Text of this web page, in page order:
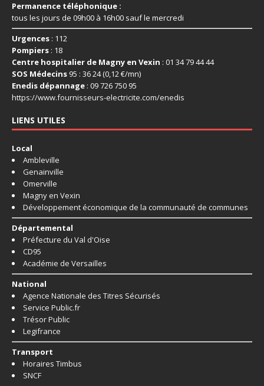
Permanence téléphonique :
tous les jours de 09h00 à 16h00 sauf le mercredi
Urgences : 112
Pompiers : 18
Centre hospitalier de Magny en Vexin : 01 34 79 44 44
SOS Médecins 95 : 36 24 (0,12 €/mn)
Enedis dépannage : 09 726 750 95
https://www.fournisseurs-electricite.com/enedis
LIENS UTILES
Local
Ambleville
Genainville
Omerville
Magny en Vexin
Développement économique de la communauté de communes
Départemental
Préfecture du Val d'Oise
CD95
Académie de Versailles
National
Agence Nationale des Titres Sécurisés
Service Public.fr
Trésor Public
Legifrance
Transport
Horaires Timbus
SNCF